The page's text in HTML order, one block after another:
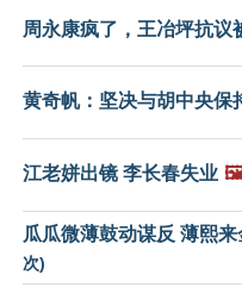
周永康疯了，王冶坪抗议
黄奇帆：坚决与胡中央保
江老姘出镜 李长春失业
瓜瓜微薄鼓动谋反 薄熙
次)